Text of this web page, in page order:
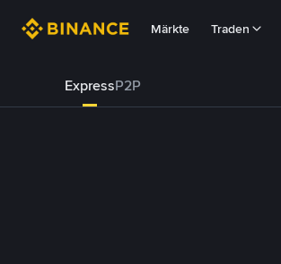
Märkte Traden
ExpressP2P